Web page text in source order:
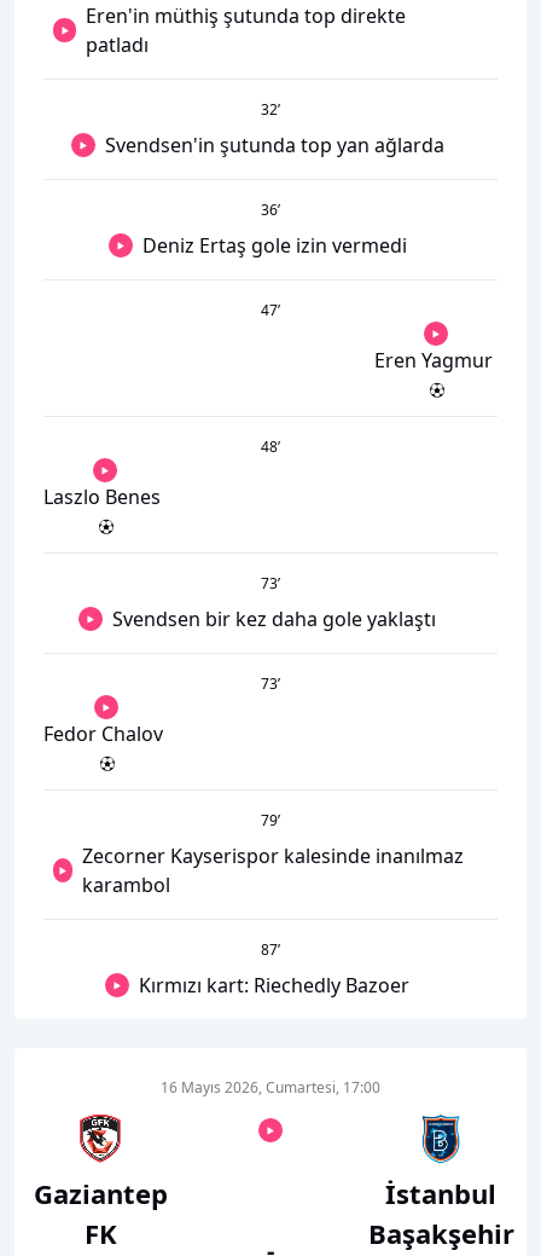
Eren'in müthiş şutunda top direkte
patladı
32’
Svendsen'in şutunda top yan ağlarda
36’
Deniz Ertaş gole izin vermedi
47’
Eren Yagmur
48’
Laszlo Benes
73’
Svendsen bir kez daha gole yaklaştı
73’
Fedor Chalov
79’
Zecorner Kayserispor kalesinde inanılmaz
karambol
87’
Kırmızı kart: Riechedly Bazoer
Gaziantep
FK
16 Mayıs 2026, Cumartesi, 17:00
İstanbul
Başakşehir